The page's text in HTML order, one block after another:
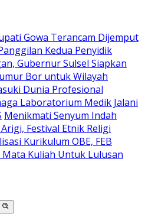
Gowa Terancam Dijemput
Kedua Penyidik
Gubernur Sulsel Siapkan
Bor untuk Wilayah
Dunia Profesional
Laboratorium Medik Jalani
Menikmati Senyum Indah
Festival Etnik Religi
Kurikulum OBE, FEB
Kuliah Untuk Lulusan